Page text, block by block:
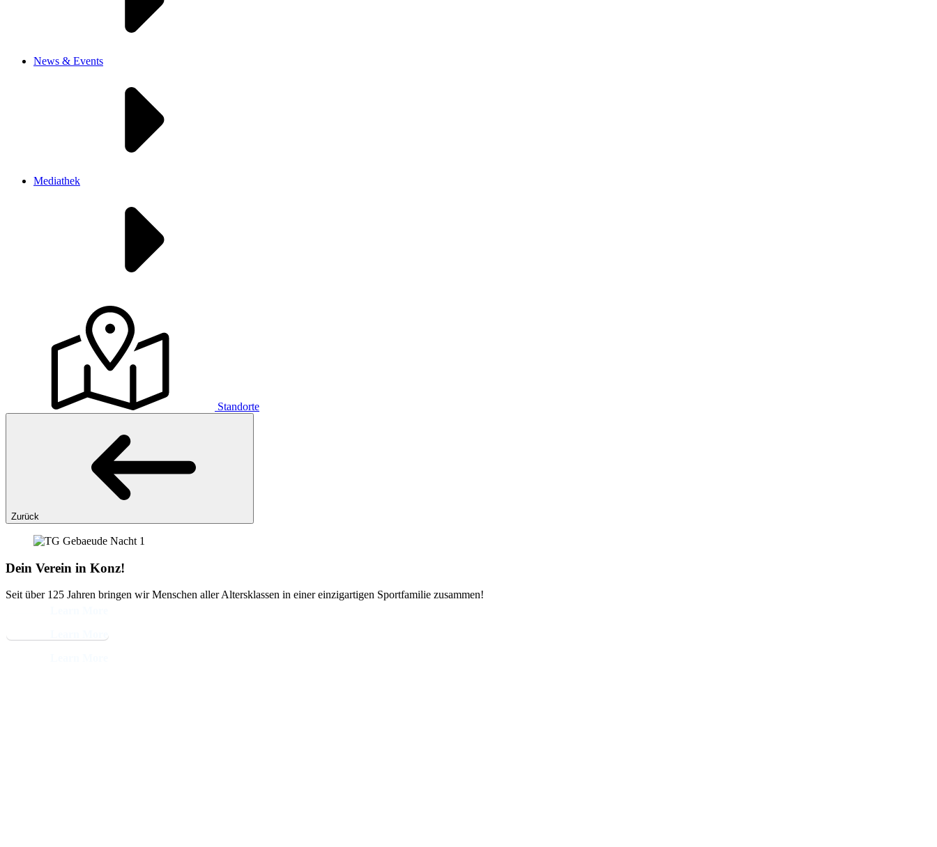
News & Events
Mediathek
Standorte
Zurück
Dein Verein in Konz!
Seit über 125 Jahren bringen wir Menschen aller Altersklassen in einer einzigartigen Sportfamilie zusammen!